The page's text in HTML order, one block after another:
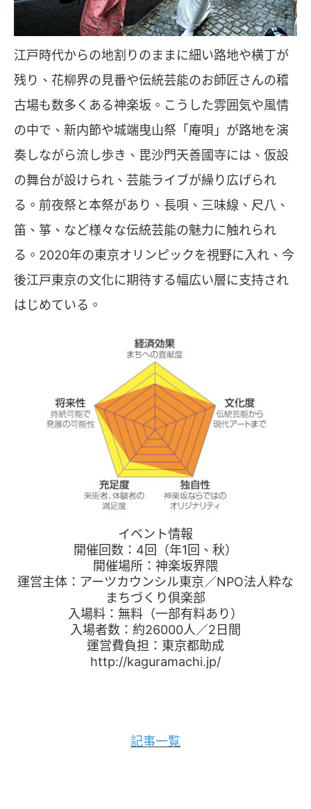
江戸時代からの地割りのままに細い路地や横丁が
残り、花柳界の見番や伝統芸能のお師匠さんの稽
古場も数多くある神楽坂。こうした雰囲気や風情
の中で、新内節や城端曳山祭「庵唄」が路地を演
奏しながら流し歩き、毘沙門天善國寺には、仮設
の舞台が設けられ、芸能ライブが繰り広げられ
る。前夜祭と本祭があり、長唄、三味線、尺八、
笛、箏、など様々な伝統芸能の魅力に触れられ
る。2020年の東京オリンピックを視野に入れ、今
後江戸東京の文化に期待する幅広い層に支持され
はじめている。
イベント情報
開催回数：4回（年1回、秋）
開催場所：神楽坂界隈
運営主体：アーツカウンシル東京／NPO法人粋な
まちづくり倶楽部
入場料：無料（一部有料あり）
入場者数：約26000人／2日間
運営費負担：東京都助成
http://kaguramachi.jp/
記事一覧